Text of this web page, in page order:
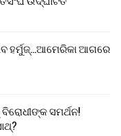
ହର୍ମୁଜ୍…ଆମେରିକା ଆଗରେ
ବିରୋଧୀଙ୍କ ସମର୍ଥନ!